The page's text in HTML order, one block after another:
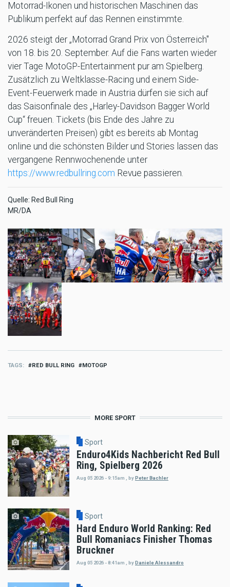
Motorrad-Ikonen und historischen Maschinen das
Publikum perfekt auf das Rennen einstimmte.
2026 steigt der „Motorrad Grand Prix von Österreich"
von 18. bis 20. September. Auf die Fans warten wieder
vier Tage MotoGP-Entertainment pur am Spielberg.
Zusätzlich zu Weltklasse-Racing und einem Side-
Event-Feuerwerk made in Austria dürfen sie sich auf
das Saisonfinale des „Harley-Davidson Bagger World
Cup“ freuen. Tickets (bis Ende des Jahre zu
unveränderten Preisen) gibt es bereits ab Montag
online und die schönsten Bilder und Stories lassen das
vergangene Rennwochenende unter
https://www.redbullring.com Revue passieren.
Quelle: Red Bull Ring
MR/DA
TAGS RED BULL RING MOTOGP
MORE SPORT
Sport
Enduro4Kids Nachbericht Red Bull
Ring, Spielberg 2026
Aug 05 2026 - 9:15am , by Peter Bachler
Sport
Hard Enduro World Ranking: Red
Bull Romaniacs Finisher Thomas
Bruckner
Aug 05 2026 - 8:41am byDaniele Alessandro